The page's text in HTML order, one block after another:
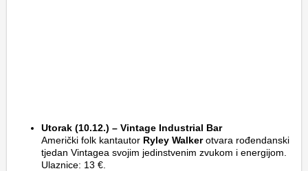
Utorak (10.12.) – Vintage Industrial Bar
Američki folk kantautor Ryley Walkerotvara rođendanski
tjedan Vintagea svojim jedinstvenim zvukom i energijom.
Ulaznice: 13 €.